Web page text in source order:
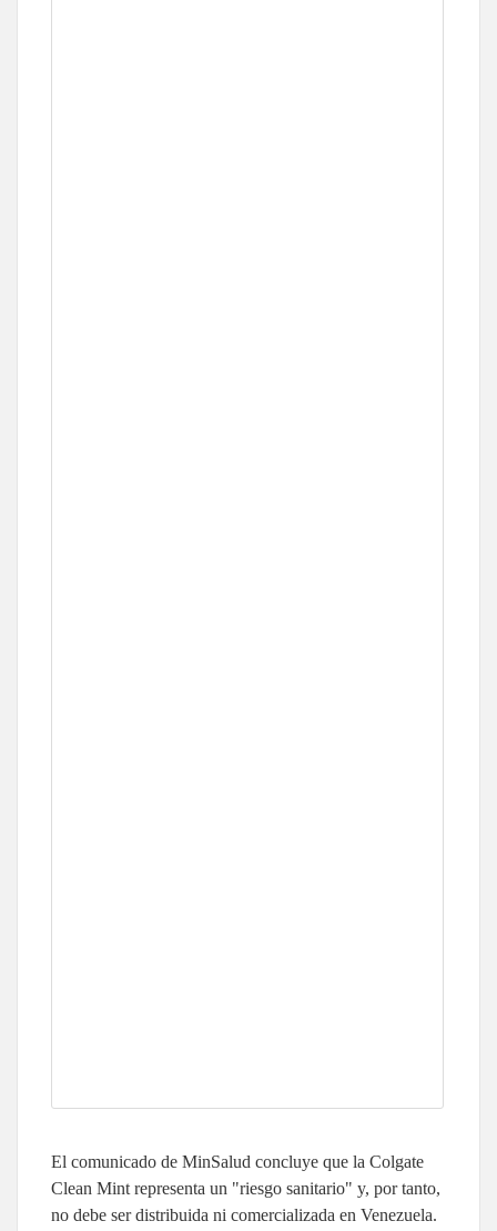
El comunicado de MinSalud concluye que la Colgate
Clean Mint representa un "riesgo sanitario" y, por tanto,
no debe ser distribuida ni comercializada en Venezuela.